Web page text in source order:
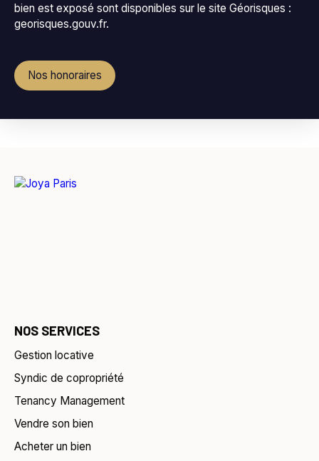
bien est exposé sont disponibles sur le site Géorisques :
georisques.gouv.fr.
Nos honoraires
NOS SERVICES
Gestion locative
Syndic de copropriété
Tenancy Management
Vendre son bien
Acheter un bien